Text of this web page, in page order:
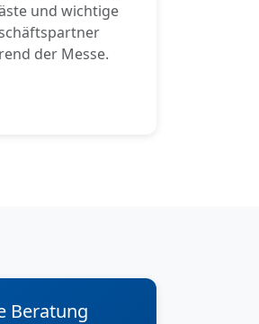
und wichtige
der Messe.
Beratung